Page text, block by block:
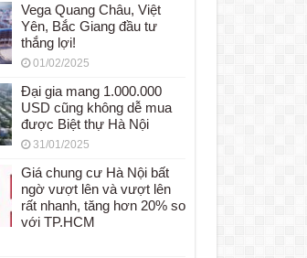
Vega Quang Châu, Việt
Yên, Bắc Giang đầu tư
thắng lợi!
01/02/2025
Đại gia mang 1.000.000
USD cũng không dễ mua
được Biệt thự Hà Nội
31/01/2025
Giá chung cư Hà Nội bất
ngờ vượt lên và vượt lên
rất nhanh, tăng hơn 20% so
với TP.HCM